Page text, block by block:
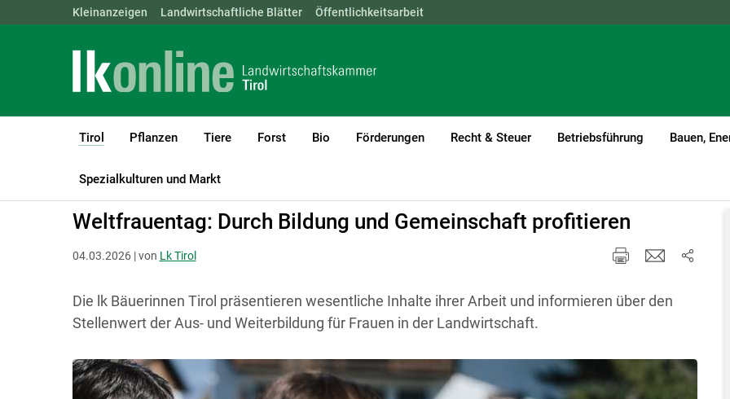
Landwirtschaftskammern: ÖSTERREICH BGLD KTN NÖ OÖ
Kleinanzeigen Landwirtschaftliche Blätter Öffentlichkeitsarbeit
Tirol
(current)1
Pflanzen Tiere Forst Bio Förderungen Recht & Steuer Betriebsführung Bauen,
Spezialkulturen und Markt
LK Tirol Tirol Aktuelles
Weltfrauentag: Durch Bildung und Gemeinschaft profitieren
04.03.2026 | von Lk Tirol
Die lk Bäuerinnen Tirol präsentieren wesentliche Inhalte ihrer Arbeit und informieren über den
Stellenwert der Aus- und Weiterbildung für Frauen in der Landwirtschaft.